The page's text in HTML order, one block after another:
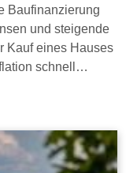
Baufinanzierung
und steigende
Kauf eines Hauses
schnell…